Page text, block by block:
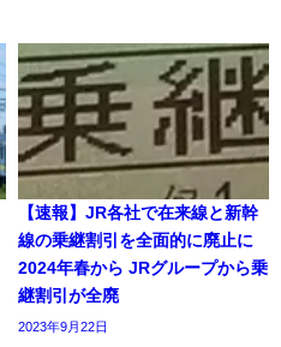
【速報】JR各社で在来線と新幹
線の乗継割引を全面的に廃止に
2024年春から JRグループから乗
継割引が全廃
2023年9月22日